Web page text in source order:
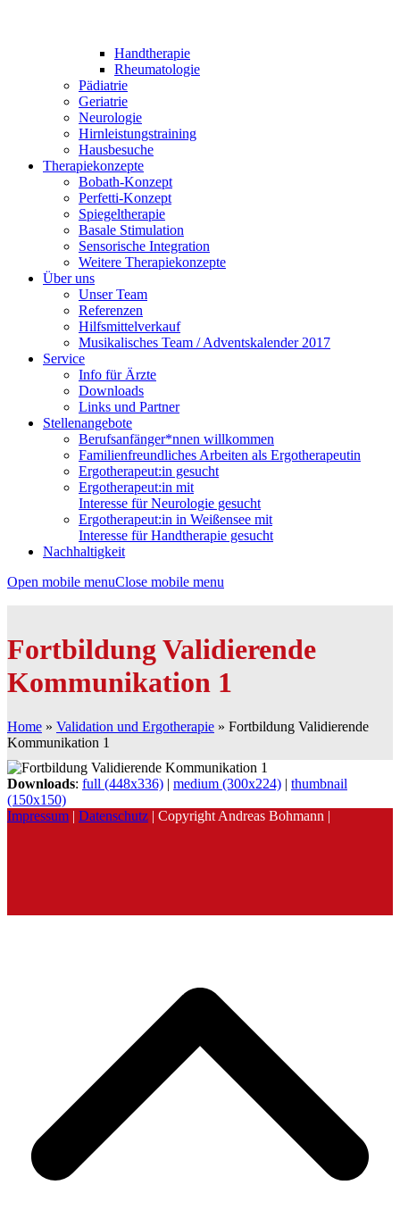
Handtherapie
Rheumatologie
Pädiatrie
Geriatrie
Neurologie
Hirnleistungstraining
Hausbesuche
Therapiekonzepte
Bobath-Konzept
Perfetti-Konzept
Spiegeltherapie
Basale Stimulation
Sensorische Integration
Weitere Therapiekonzepte
Über uns
Unser Team
Referenzen
Hilfsmittelverkauf
Musikalisches Team / Adventskalender 2017
Service
Info für Ärzte
Downloads
Links und Partner
Stellenangebote
Berufsanfänger*nnen willkommen
Familienfreundliches Arbeiten als Ergotherapeutin
Ergotherapeut:in gesucht
Ergotherapeut:in mit
Interesse für Neurologie gesucht
Ergotherapeut:in in Weißensee mit
Interesse für Handtherapie gesucht
Nachhaltigkeit
Open mobile menuClose mobile menu
Fortbildung Validierende
Kommunikation 1
Home » Validation und Ergotherapie » Fortbildung Validierende
Kommunikation 1
Downloads: full (448x336) | medium (300x224) | thumbnail
(150x150)
Impressum | Datenschutz | Copyright Andreas Bohmann |